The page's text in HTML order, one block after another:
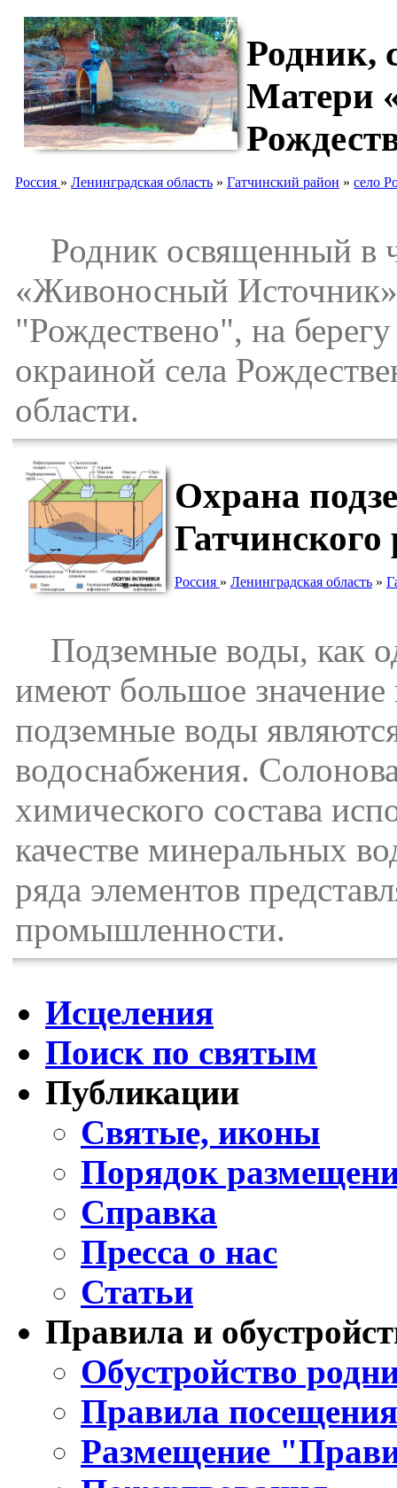
Родник,
Матери
Россия » Ленинградская область » Гатчинский район » село
Родник освященный в
«Живоносный Источник»
"Рождествено", на
окраиной села
области.
Охрана
Россия » Ленинградская область»
Подземные воды, как
имеют большое
подземные воды
водоснабжения.
химического состава
качестве минеральных
ряда элементов
промышленности.
Исцеления
Поиск по святым
Публикации
Святые, иконы
Порядок
Справка
Пресса о нас
Статьи
Правила и
Обустройство
Правила
Размещение